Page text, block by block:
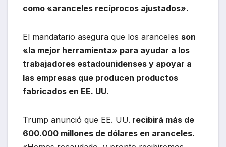
como «aranceles recíprocos ajustados».
El mandatario asegura que los aranceles son
«la mejor herramienta» para ayudar a los
trabajadores estadounidenses y apoyar a
las empresas que producen productos
fabricados en EE. UU.
Trump anunció que EE. UU. recibirá más de
600.000 millones de dólares en aranceles.